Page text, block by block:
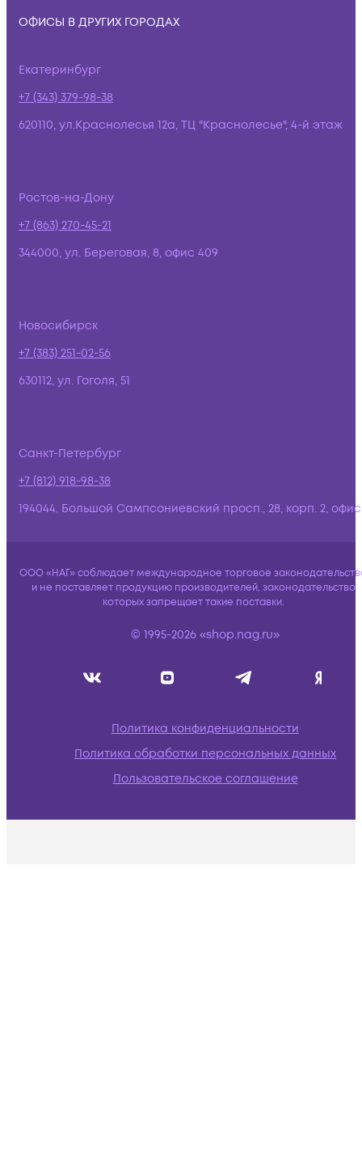
ОФИСЫ В ДРУГИХ ГОРОДАХ
Екатеринбург
+7 (343) 379-98-38
620110, ул.Краснолесья 12а, ТЦ "Краснолесье", 4-й этаж
Ростов-на-Дону
+7 (863) 270-45-21
344000, ул. Береговая, 8, офис 409
Новосибирск
+7 (383) 251-02-56
630112, ул. Гоголя, 51
Санкт-Петербург
+7 (812) 918-98-38
194044, Большой Сампсониевский просп., 28, корп. 2,
ООО «НАГ» соблюдает международное торговое
и не поставляет продукцию производителей, законодательство
которых запрещает такие поставки.
© 1995-2026 «shop.nag.ru»
Политика конфиденциальности
Политика обработки персональных данных
Пользовательское соглашение